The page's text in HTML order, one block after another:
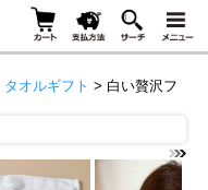
タオルギフト > 白い贅沢フ